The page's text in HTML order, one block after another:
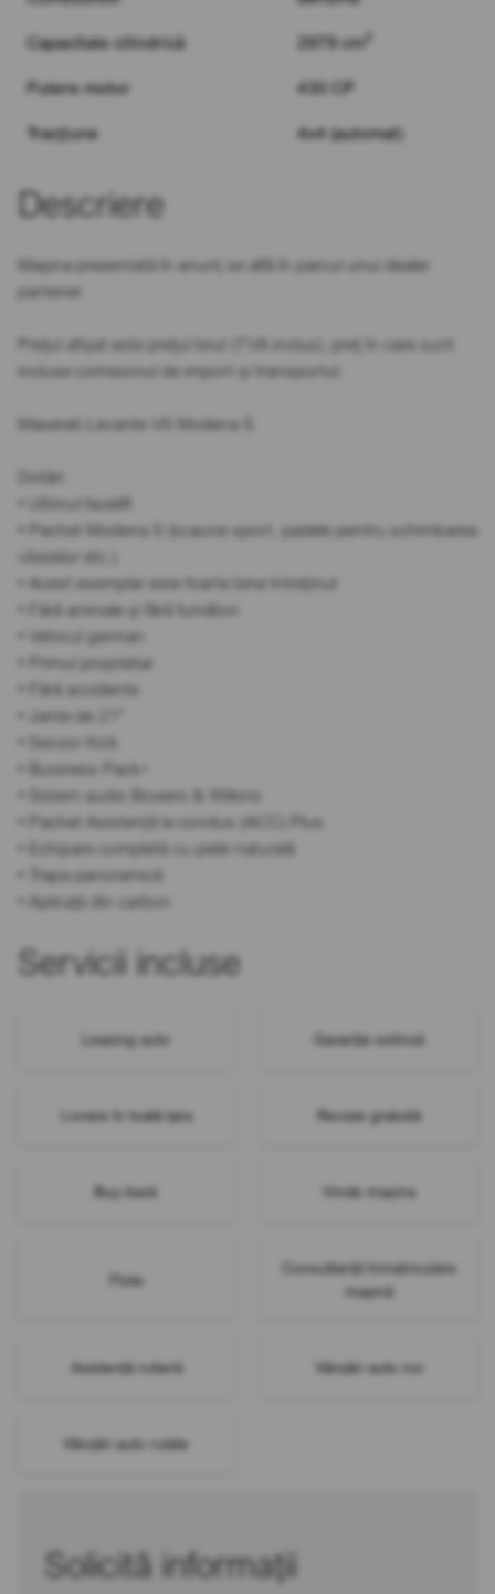
Capacitate cilindrică 2979 cm
Putere motor 430 CP
Tracțiune 4x4 (automat)
Descriere
Mașina prezentată în anunț se află în parcul unui dealer
partener.
Prețul afișat este prețul brut (TVA inclus), preț în care sunt
incluse comisionul de import și transportul.
Maserati Levante V6 Modena S
Dotări:
• Ultimul facelift
• Pachet Modena S (scaune sport, padele pentru schimbarea
vitezelor etc.)
• Acest exemplar este foarte bine întreținut
• Fără animale și fără fumători
• Vehicul german
• Primul proprietar
• Fără accidente
• Jante de 21"
• Senzor Kick
• Business Pack+
• Sistem audio Bowers & Wilkins
• Pachet Asistență la condus (ACC) Plus
• Echipare completă cu piele naturală
• Trapa panoramică
• Aplicații din carbon
Servicii incluse
Leasing auto Garanție extinsă
Livrare în toată țara Revizie gratuită
Buy-back Vinde mașina
Flote
Consultanță înmatriculare
mașină
Asistență rutieră Vânzări auto noi
Vânzări auto rulate
Solicită informații